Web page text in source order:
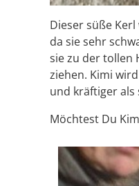
Dieser süße
da sie sehr
sie zu der tollen
ziehen. Kimi
und kräftiger als
Möchtest Du